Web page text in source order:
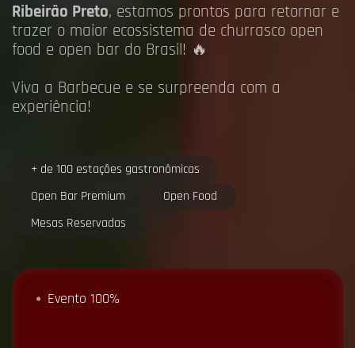
Ribeirão Preto, estamos prontos para retornar e
trazer o maior ecossistema de churrasco open
food e open bar do Brasil! 🔥
Viva a Barbecue e se surpreenda com a
experiência!
+ de 100 estações gastronômicas
Open Bar Premium
Open Food
Mesas Reservadas
Evento 100%